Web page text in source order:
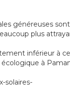
généreuses sont
plus
inférieur à
à
solaires-